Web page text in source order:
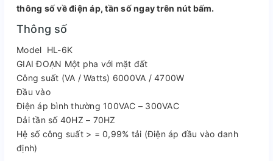
thông số về điện áp, tần số ngay trên nút bấm.
Thông số
Model HL-6K
GIAI ĐOẠN Một pha với mặt đất
Công suất (VA / Watts) 6000VA / 4700W
Đầu vào
Điện áp bình thường 100VAC – 300VAC
Dải tần số 40HZ – 70HZ
Hệ số công suất > = 0,99% tải (Điện áp đầu vào danh
định)